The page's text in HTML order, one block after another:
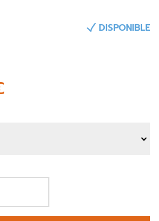
DISPONIBLE